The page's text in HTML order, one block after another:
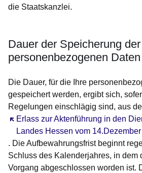
die Staatskanzlei.
Dauer der Speicherung der
personenbezogenen Daten
Die Dauer, für die Ihre
gespeichert werden, ergibt sich,
Regelungen einschlägig sind, aus
Erlass zur Aktenführung in den
Landes Hessen vom
Öffnet sich in einem neuen Fenster
. Die Aufbewahrungsfrist beginnt
Schluss des Kalenderjahres, in dem
Vorgang abgeschlossen worden ist.